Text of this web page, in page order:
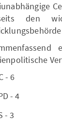
den
- 6
- 4
- 3